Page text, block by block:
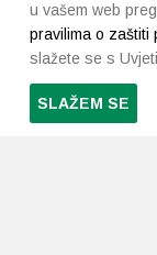
u vašem web
pravilima o zaštiti
slažete se s
SLAŽEM SE